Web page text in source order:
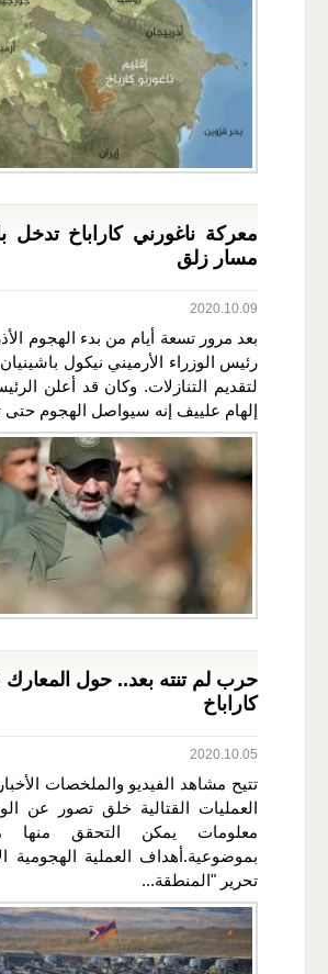
معركة ناغورني كاراباخ تدخل
مسار زلق
2020.10.09
بعد مرور تسعة أيام من بدء الهجوم
رئيس الوزراء الأرميني نيكول
لتقديم التنازلات. وكان قد أعلن
إلهام علييف إنه سيواصل الهجوم حتى
حرب لم تنته بعد.. حول المعارك
كاراباخ
2020.10.05
تتيح مشاهد الفيديو والملخصات
العمليات القتالية خلق تصور عن
معلومات يمكن التحقق منها
تحرير "المنطقة...